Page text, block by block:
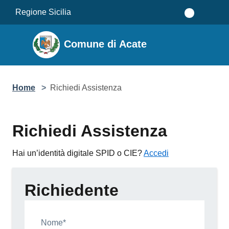
Regione Sicilia
Comune di Acate
Home > Richiedi Assistenza
Richiedi Assistenza
Hai un’identità digitale SPID o CIE?Accedi
Richiedente
Nome*